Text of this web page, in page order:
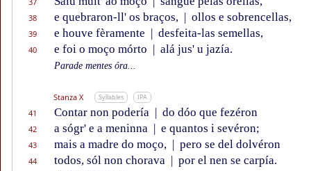
38 e quebraron-ll' os braços, | ollos e sobrencellas,
39 e houve fèramente | desfeita-las semellas,
40 e foi o moço mórto | alá jus' u jazía.
Parade mentes óra...
Stanza X Syllables IPA
41 Contar non podería | do dóo que fezéron
42 a sógr' e a meninna | e quantos i sevéron;
43 mais a madre do moço, | pero se del dolvéron
44 todos, sól non chorava | por el nen se carpía.